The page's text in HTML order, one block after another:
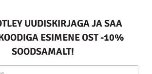
UUDISKIRJAGA JA SAA
ESIMENE OST -10%
SOODSAMALT!